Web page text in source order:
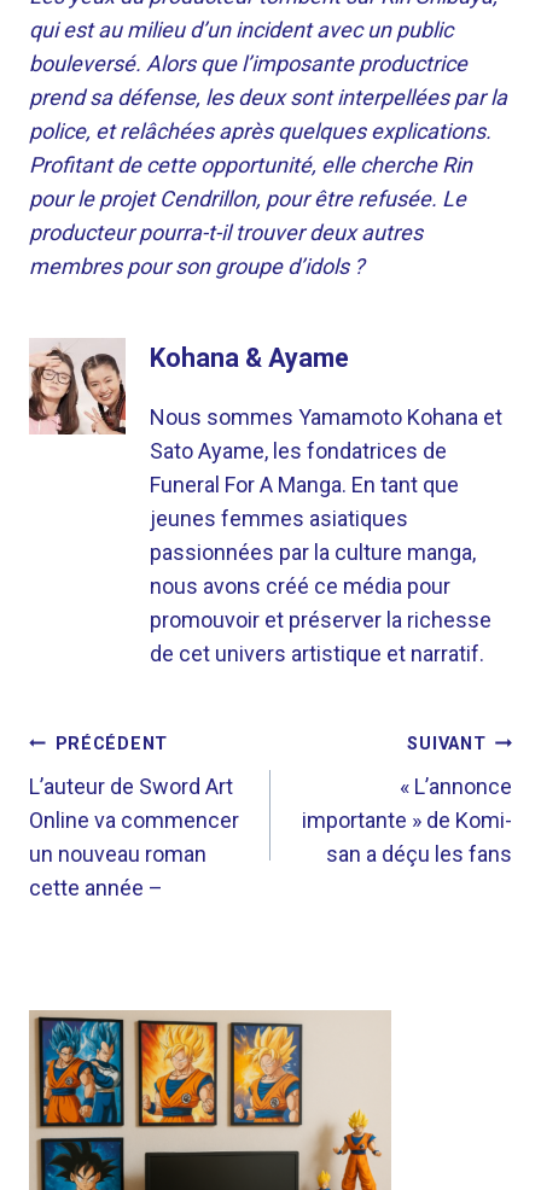
qui est au milieu d’un incident avec un public
bouleversé. Alors que l’imposante productrice
prend sa défense, les deux sont interpellées par la
police, et relâchées après quelques explications.
Profitant de cette opportunité, elle cherche Rin
pour le projet Cendrillon, pour être refusée. Le
producteur pourra-t-il trouver deux autres
membres pour son groupe d’idols ?
Kohana & Ayame
Nous sommes Yamamoto Kohana et
Sato Ayame, les fondatrices de
Funeral For A Manga. En tant que
jeunes femmes asiatiques
passionnées par la culture manga,
nous avons créé ce média pour
promouvoir et préserver la richesse
de cet univers artistique et narratif.
NAVIGATION
DE
L’ARTICLE
PRÉCÉDENT
L’auteur de Sword Art
Online va commencer
un nouveau roman
cette année –
SUIVANT
« L’annonce
importante » de Komi-
san a déçu les fans